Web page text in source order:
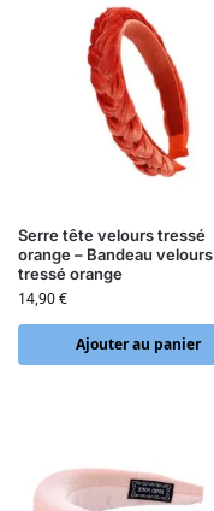
Serre tête velours tressé
orange – Bandeau velours
tressé orange
14,90€
Ajouter au panier